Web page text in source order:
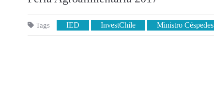
Tags IED InvestChile Ministro Céspedes